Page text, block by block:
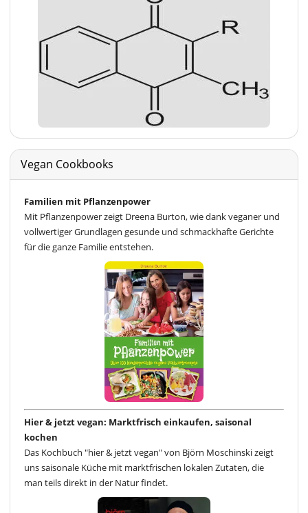
Vegan Cookbooks
Familien mit Pflanzenpower
Mit Pflanzenpower zeigt Dreena Burton, wie dank veganer und
vollwertiger Grundlagen gesunde und schmackhafte Gerichte
für die ganze Familie entstehen.
Hier & jetzt vegan: Marktfrisch einkaufen, saisonal
kochen
Das Kochbuch "hier & jetzt vegan" von Björn Moschinski zeigt
uns saisonale Küche mit marktfrischen lokalen Zutaten, die
man teils direkt in der Natur findet.